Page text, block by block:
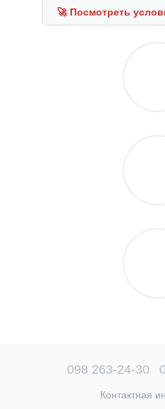
🚀 Посмотреть
098 263-24-30
Контактная